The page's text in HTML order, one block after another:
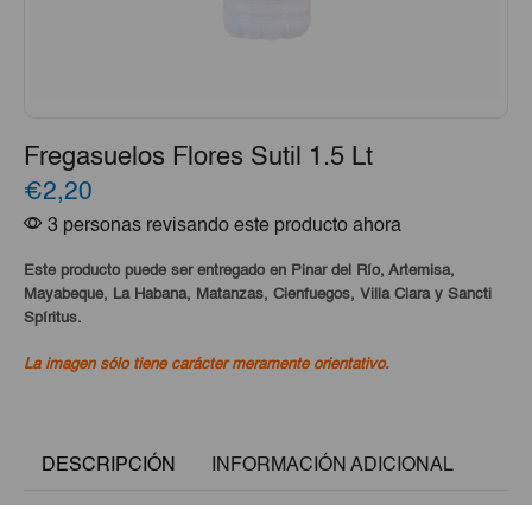
Fregasuelos Flores Sutil 1.5 Lt
€2,20
3 personas revisando este producto ahora
Este producto puede ser entregado en Pinar del Río, Artemisa,
Mayabeque, La Habana, Matanzas, Cienfuegos, Villa Clara y Sancti
Spíritus.
La imagen sólo tiene carácter meramente orientativo.
DESCRIPCIÓN INFORMACIÓN ADICIONAL